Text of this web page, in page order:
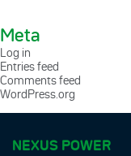
Meta
Log in
Entries feed
Comments feed
WordPress.org
NEXUS POWER